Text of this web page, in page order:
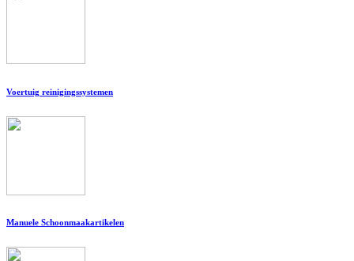
Voertuig reinigingssystemen
Manuele Schoonmaakartikelen